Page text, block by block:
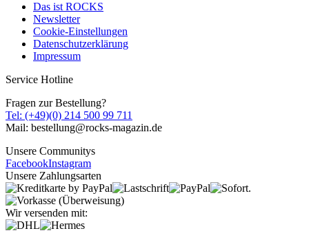
Das ist ROCKS
Newsletter
Cookie-Einstellungen
Datenschutzerklärung
Impressum
Service Hotline
Fragen zur Bestellung?
Tel: (+49)(0) 214 500 99 711
Mail: bestellung@rocks-magazin.de
Unsere Communitys
FacebookInstagram
Unsere Zahlungsarten
Wir versenden mit: